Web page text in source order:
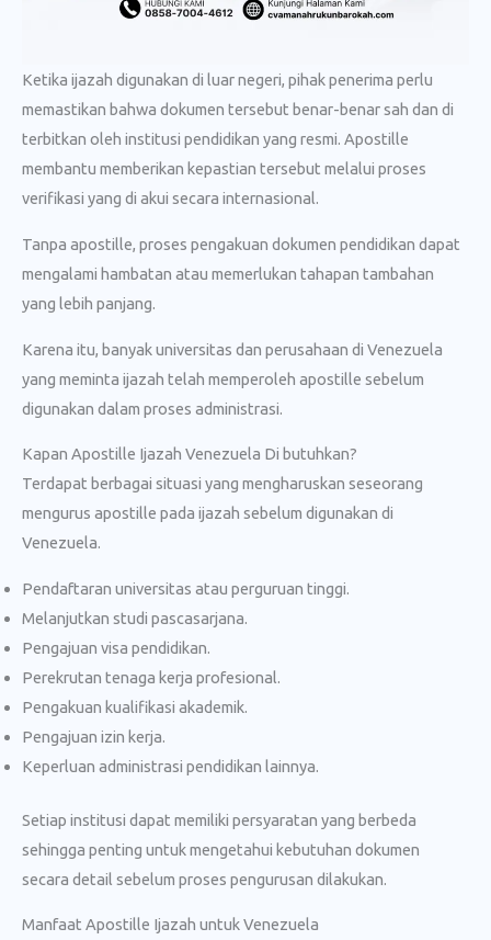
Ketika ijazah digunakan di luar negeri, pihak penerima perlu
memastikan bahwa dokumen tersebut benar-benar sah dan di
terbitkan oleh institusi pendidikan yang resmi. Apostille
membantu memberikan kepastian tersebut melalui proses
verifikasi yang di akui secara internasional.
Tanpa apostille, proses pengakuan dokumen pendidikan dapat
mengalami hambatan atau memerlukan tahapan tambahan
yang lebih panjang.
Karena itu, banyak universitas dan perusahaan di Venezuela
yang meminta ijazah telah memperoleh apostille sebelum
digunakan dalam proses administrasi.
Kapan Apostille Ijazah Venezuela Di butuhkan?
Terdapat berbagai situasi yang mengharuskan seseorang
mengurus apostille pada ijazah sebelum digunakan di
Venezuela.
Pendaftaran universitas atau perguruan tinggi.
Melanjutkan studi pascasarjana.
Pengajuan visa pendidikan.
Perekrutan tenaga kerja profesional.
Pengakuan kualifikasi akademik.
Pengajuan izin kerja.
Keperluan administrasi pendidikan lainnya.
Setiap institusi dapat memiliki persyaratan yang berbeda
sehingga penting untuk mengetahui kebutuhan dokumen
secara detail sebelum proses pengurusan dilakukan.
Manfaat Apostille Ijazah untuk Venezuela